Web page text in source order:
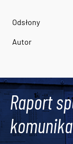
Odsłony
Autor
Raport